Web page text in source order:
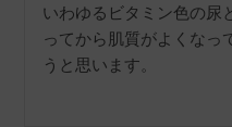
いわゆるビタミン色の尿
ってから肌質がよくなっ
うと思います。